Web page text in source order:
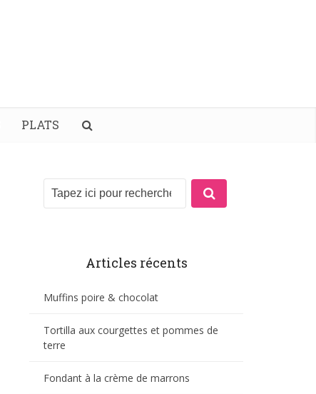
PLATS
Articles récents
Muffins poire & chocolat
Tortilla aux courgettes et pommes de
terre
Fondant à la crème de marrons